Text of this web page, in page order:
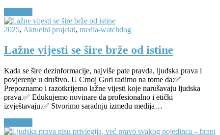
2025, Aktuelni projekti, media-watchdog
Lažne vijesti se šire brže od istine
Kada se šire dezinformacije, najviše pate pravda, ljudska prava i
povjerenje u društvo. U Crnoj Gori radimo na tome da:✅
Prepoznamo i razotkrijemo lažne vijesti koje narušavaju ljudska
prava.✅ Edukujemo novinare da profesionalno i etički
izvještavaju.✅ Stvorimo saradnju između medija…